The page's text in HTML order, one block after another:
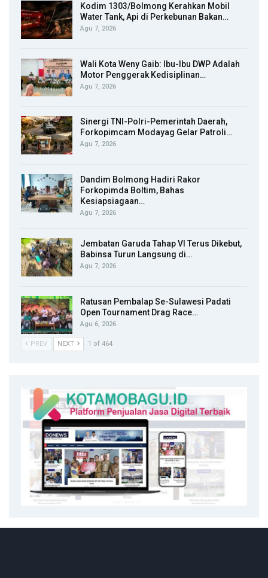
Kodim 1303/Bolmong Kerahkan Mobil
Water Tank, Api di Perkebunan Bakan…
Agu 7, 2026
Wali Kota Weny Gaib: Ibu-Ibu DWP Adalah
Motor Penggerak Kedisiplinan…
Agu 7, 2026
Sinergi TNI-Polri-Pemerintah Daerah,
Forkopimcam Modayag Gelar Patroli…
Agu 7, 2026
Dandim Bolmong Hadiri Rakor
Forkopimda Boltim, Bahas
Kesiapsiagaan…
Agu 7, 2026
Jembatan Garuda Tahap VI Terus Dikebut,
Babinsa Turun Langsung di…
Agu 7, 2026
Ratusan Pembalap Se-Sulawesi Padati
Open Tournament Drag Race…
Agu 6, 2026
PREV NEXT 1 of 464